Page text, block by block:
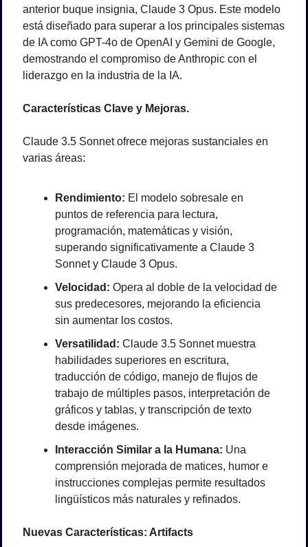
anterior buque insignia, Claude 3 Opus. Este modelo
está diseñado para superar a los principales sistemas
de IA como GPT-4o de OpenAI y Gemini de Google,
demostrando el compromiso de Anthropic con el
liderazgo en la industria de la IA.
Características Clave y Mejoras.
Claude 3.5 Sonnet ofrece mejoras sustanciales en
varias áreas:
Rendimiento: El modelo sobresale en
puntos de referencia para lectura,
programación, matemáticas y visión,
superando significativamente a Claude 3
Sonnet y Claude 3 Opus.
Velocidad: Opera al doble de la velocidad de
sus predecesores, mejorando la eficiencia
sin aumentar los costos.
Versatilidad: Claude 3.5 Sonnet muestra
habilidades superiores en escritura,
traducción de código, manejo de flujos de
trabajo de múltiples pasos, interpretación de
gráficos y tablas, y transcripción de texto
desde imágenes.
Interacción Similar a la Humana: Una
comprensión mejorada de matices, humor e
instrucciones complejas permite resultados
lingüísticos más naturales y refinados.
Nuevas Características: Artifacts